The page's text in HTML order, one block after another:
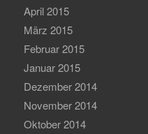
April 2015
März 2015
Februar 2015
Januar 2015
Dezember 2014
November 2014
Oktober 2014